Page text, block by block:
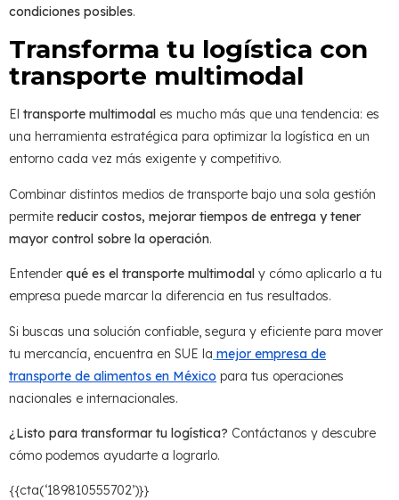
condiciones posibles.
Transforma tu logística con
transporte multimodal
El transporte multimodal es mucho más que una tendencia: es
una herramienta estratégica para optimizar la logística en un
entorno cada vez más exigente y competitivo.
Combinar distintos medios de transporte bajo una sola gestión
permite reducir costos, mejorar tiempos de entrega y tener
mayor control sobre la operación.
Entender qué es el transporte multimodal y cómo aplicarlo a tu
empresa puede marcar la diferencia en tus resultados.
Si buscas una solución confiable, segura y eficiente para mover
tu mercancía, encuentra en SUE la mejor empresa de
transporte de alimentos en México para tus operaciones
nacionales e internacionales.
¿Listo para transformar tu logística? Contáctanos y descubre
cómo podemos ayudarte a lograrlo.
{{cta(‘189810555702’)}}